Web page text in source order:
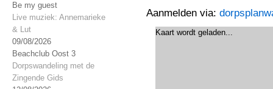
Be my guest
Live muziek: Annemarieke
& Lut
09/08/2026
Beachclub Oost 3
Dorpswandeling met de
Zingende Gids
Aanmelden via:
Kaart wordt geladen...